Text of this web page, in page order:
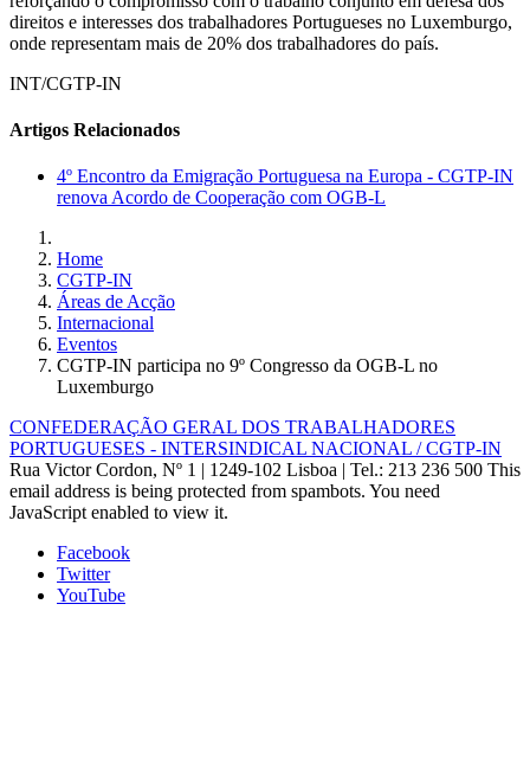
direitos e interesses dos trabalhadores Portugueses no Luxemburgo,
onde representam mais de 20% dos trabalhadores do país.
INT/CGTP-IN
Artigos Relacionados
4º Encontro da Emigração Portuguesa na Europa - CGTP-IN
renova Acordo de Cooperação com OGB-L
Home
CGTP-IN
Áreas de Acção
Internacional
Eventos
CGTP-IN participa no 9º Congresso da OGB-L no
Luxemburgo
CONFEDERAÇÃO GERAL DOS TRABALHADORES
PORTUGUESES - INTERSINDICAL NACIONAL / CGTP-IN
Rua Victor Cordon, Nº 1 | 1249-102 Lisboa | Tel.: 213 236 500 This
email address is being protected from spambots. You need
JavaScript enabled to view it.
Facebook
Twitter
YouTube